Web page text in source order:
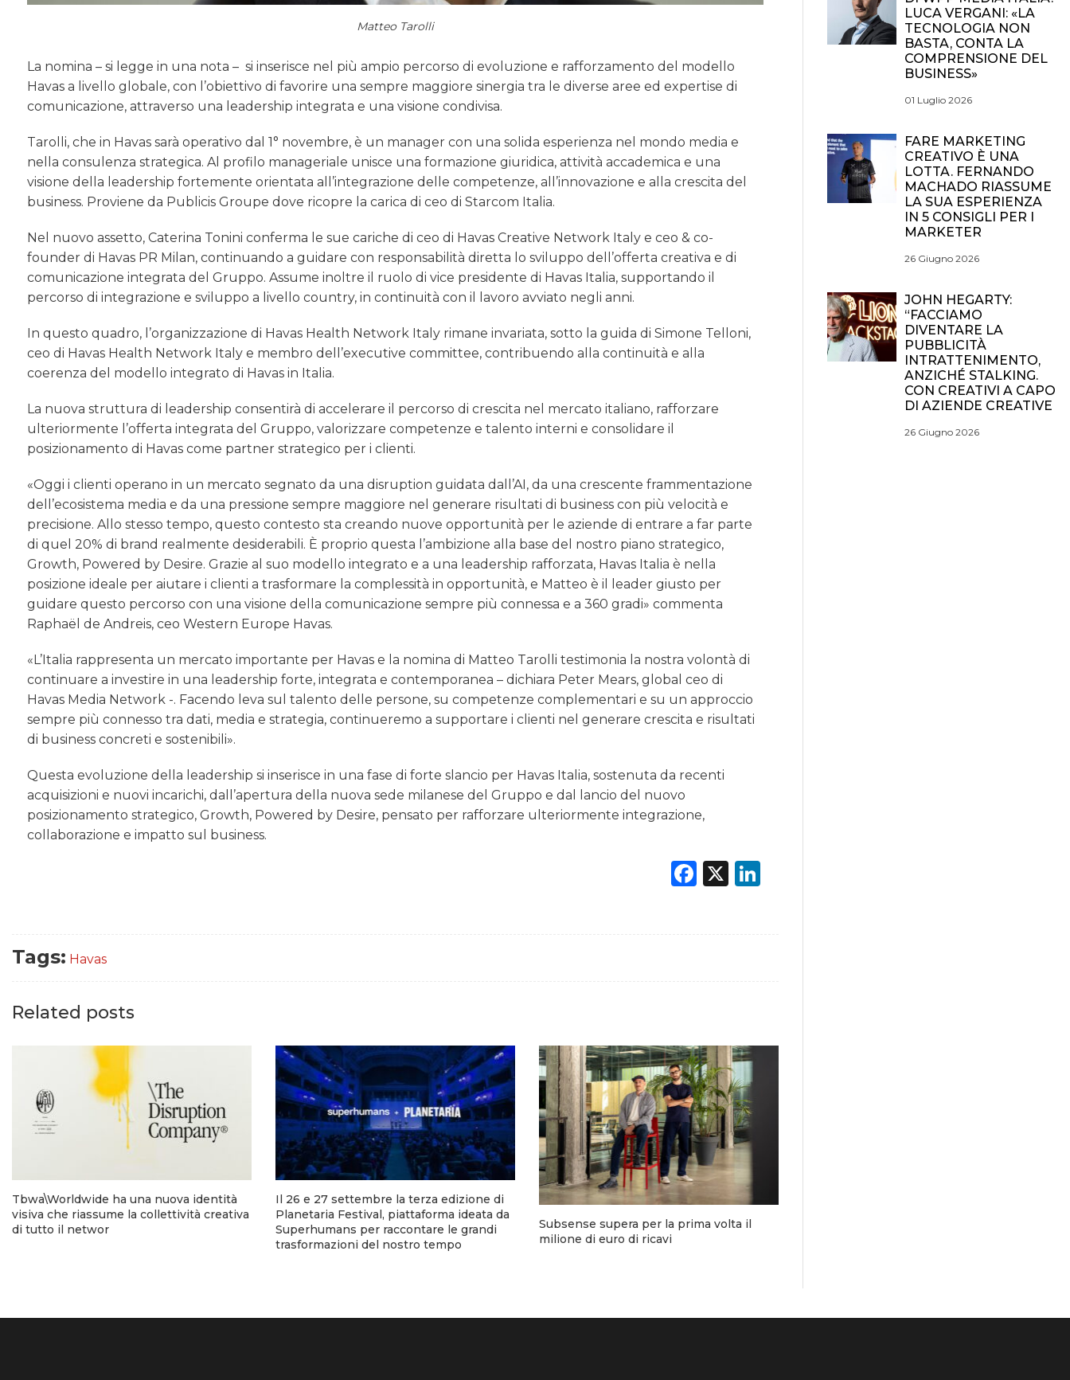
Matteo Tarolli
La nomina – si legge in una nota – si inserisce nel più ampio percorso di evoluzione e rafforzamento del modello
Havas a livello globale, con l’obiettivo di favorire una sempre maggiore sinergia tra le diverse aree ed expertise di
comunicazione, attraverso una leadership integrata e una visione condivisa.
Tarolli, che in Havas sarà operativo dal 1° novembre, è un manager con una solida esperienza nel mondo media e
nella consulenza strategica. Al profilo manageriale unisce una formazione giuridica, attività accademica e una
visione della leadership fortemente orientata all’integrazione delle competenze, all’innovazione e alla crescita del
business. Proviene da Publicis Groupe dove ricopre la carica di ceo di Starcom Italia.
Nel nuovo assetto, Caterina Tonini conferma le sue cariche di ceo di Havas Creative Network Italy e ceo & co-
founder di Havas PR Milan, continuando a guidare con responsabilità diretta lo sviluppo dell’offerta creativa e di
comunicazione integrata del Gruppo. Assume inoltre il ruolo di vice presidente di Havas Italia, supportando il
percorso di integrazione e sviluppo a livello country, in continuità con il lavoro avviato negli anni.
In questo quadro, l’organizzazione di Havas Health Network Italy rimane invariata, sotto la guida di Simone Telloni,
ceo di Havas Health Network Italy e membro dell’executive committee, contribuendo alla continuità e alla
coerenza del modello integrato di Havas in Italia.
La nuova struttura di leadership consentirà di accelerare il percorso di crescita nel mercato italiano, rafforzare
ulteriormente l’offerta integrata del Gruppo, valorizzare competenze e talento interni e consolidare il
posizionamento di Havas come partner strategico per i clienti.
«Oggi i clienti operano in un mercato segnato da una disruption guidata dall’AI, da una crescente frammentazione
dell’ecosistema media e da una pressione sempre maggiore nel generare risultati di business con più velocità e
precisione. Allo stesso tempo, questo contesto sta creando nuove opportunità per le aziende di entrare a far parte
di quel 20% di brand realmente desiderabili. È proprio questa l’ambizione alla base del nostro piano strategico,
Growth, Powered by Desire. Grazie al suo modello integrato e a una leadership rafforzata, Havas Italia è nella
posizione ideale per aiutare i clienti a trasformare la complessità in opportunità, e Matteo è il leader giusto per
guidare questo percorso con una visione della comunicazione sempre più connessa e a 360 gradi» commenta
Raphaël de Andreis, ceo Western Europe Havas.
«L’Italia rappresenta un mercato importante per Havas e la nomina di Matteo Tarolli testimonia la nostra volontà di
continuare a investire in una leadership forte, integrata e contemporanea – dichiara Peter Mears, global ceo di
Havas Media Network -. Facendo leva sul talento delle persone, su competenze complementari e su un approccio
sempre più connesso tra dati, media e strategia, continueremo a supportare i clienti nel generare crescita e risultati
di business concreti e sostenibili».
Questa evoluzione della leadership si inserisce in una fase di forte slancio per Havas Italia, sostenuta da recenti
acquisizioni e nuovi incarichi, dall’apertura della nuova sede milanese del Gruppo e dal lancio del nuovo
posizionamento strategico, Growth, Powered by Desire, pensato per rafforzare ulteriormente integrazione,
collaborazione e impatto sul business.
Facebook
X LinkedIn
Tags: Havas
Related posts
Tbwa\Worldwide ha una nuova identità
visiva che riassume la collettività creativa
di tutto il networ
Il 26 e 27 settembre la terza edizione di
Planetaria Festival, piattaforma ideata da
Superhumans per raccontare le grandi
trasformazioni del nostro tempo
Subsense supera per la prima volta il
milione di euro di ricavi
LUCA VERGANI: «LA
TECNOLOGIA NON
BASTA, CONTA LA
COMPRENSIONE DEL
BUSINESS»
01 Luglio 2026
FARE MARKETING
CREATIVO È UNA
LOTTA. FERNANDO
MACHADO RIASSUME
LA SUA ESPERIENZA
IN 5 CONSIGLI PER I
MARKETER
26 Giugno 2026
JOHN HEGARTY:
“FACCIAMO
DIVENTARE LA
PUBBLICITÀ
INTRATTENIMENTO,
ANZICHÉ STALKING.
CON CREATIVI A CAPO
DI AZIENDE CREATIVE
26 Giugno 2026